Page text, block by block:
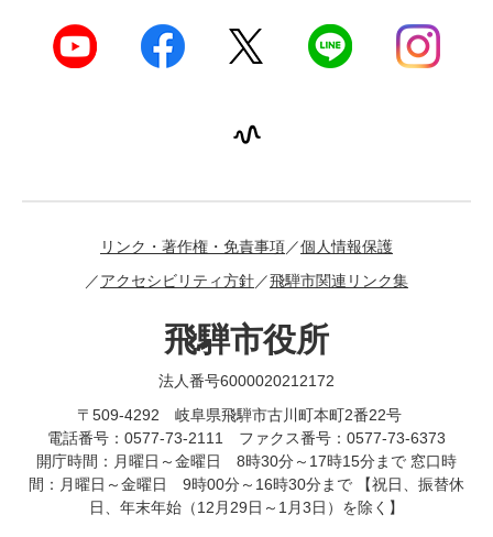
リンク・著作権・免責事項
個人情報保護
アクセシビリティ方針
飛騨市関連リンク集
飛騨市役所
法人番号6000020212172
〒509-4292 岐阜県飛騨市古川町本町2番22号
電話番号：0577-73-2111 ファクス番号：0577-73-6373
開庁時間：月曜日～金曜日 8時30分～17時15分まで 窓口時
間：月曜日～金曜日 9時00分～16時30分まで 【祝日、振替休
日、年末年始（12月29日～1月3日）を除く】